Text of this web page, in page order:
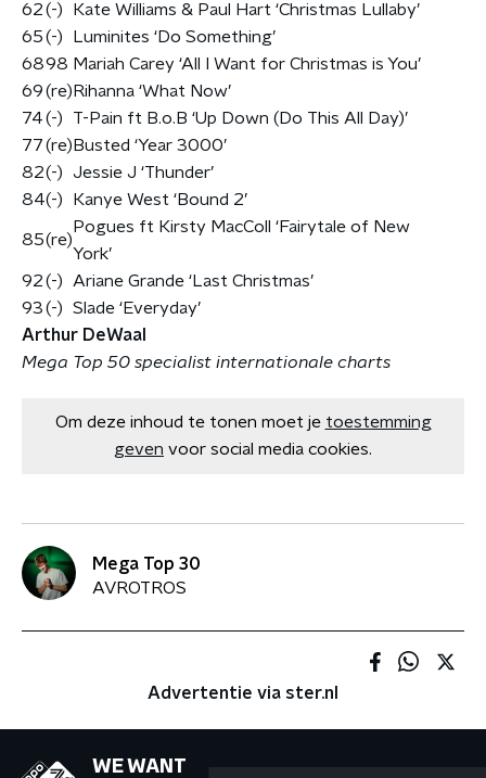
62(-)
Kate Williams & Paul Hart ‘Christmas Lullaby’
65(-)
Luminites ‘Do Something’
6898 Mariah Carey ‘All I Want for Christmas is You’
69(re) Rihanna ‘What Now’
74(-)
T-Pain ft B.o.B ‘Up Down (Do This All Day)’
77(re) Busted ‘Year 3000’
82(-)
Jessie J ‘Thunder’
84(-) Kanye West ‘Bound 2’
85(re)
Pogues ft Kirsty MacColl ‘Fairytale of New
York’
92(-)
Ariane Grande ‘Last Christmas’
93(-)
Slade ‘Everyday’
Arthur DeWaal
Mega Top 50 specialist internationale charts
Om deze inhoud te tonen moet je toestemming
geven voor social media cookies.
Mega Top 30
AVROTROS
Advertentie via ster.nl
WE WANT